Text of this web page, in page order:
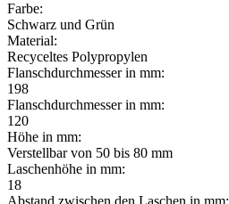
Farbe:
Schwarz und Grün
Material:
Recyceltes Polypropylen
Flanschdurchmesser in mm:
198
Flanschdurchmesser in mm:
120
Höhe in mm:
Verstellbar von 50 bis 80 mm
Laschenhöhe in mm:
18